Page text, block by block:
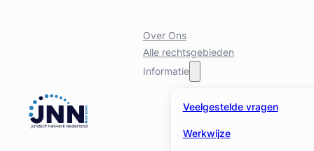
Over Ons
Alle rechtsgebieden
Informatie
Veelgestelde vragen
Werkwijze